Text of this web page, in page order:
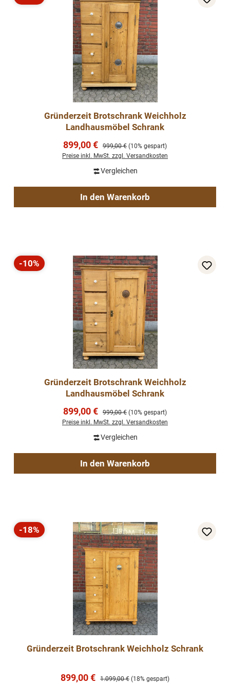
Rabatt
Gründerzeit Brotschrank Weichholz
Landhausmöbel Schrank
Verkaufspreis:
899,00 € Regulärer Preis:
999,00 € (10% gespart)
Preise inkl. MwSt. zzgl. Versandkosten
Vergleichen
In den Warenkorb
Rabatt
-10%
Gründerzeit Brotschrank Weichholz
Landhausmöbel Schrank
Verkaufspreis:
899,00 € Regulärer Preis:
999,00 € (10% gespart)
Preise inkl. MwSt. zzgl. Versandkosten
Vergleichen
In den Warenkorb
Rabatt
-18%
Gründerzeit Brotschrank Weichholz Schrank
Verkaufspreis:
899,00 € Regulärer Preis:
1.099,00 € (18% gespart)